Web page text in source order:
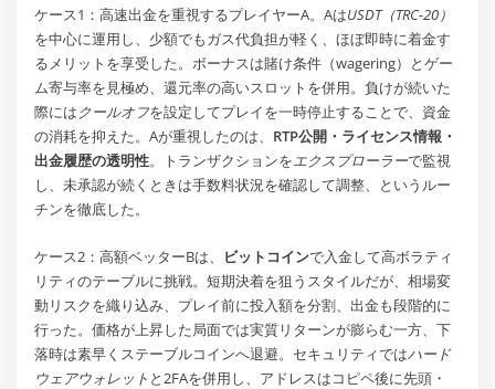
ケース1：高速出金を重視するプレイヤーA。AはUSDT（TRC-20）
を中心に運用し、少額でもガス代負担が軽く、ほぼ即時に着金す
るメリットを享受した。ボーナスは賭け条件（wagering）とゲー
ム寄与率を見極め、還元率の高いスロットを併用。負けが続いた
際にはクールオフを設定してプレイを一時停止することで、資金
の消耗を抑えた。Aが重視したのは、 RTP公開・ライセンス情報・
出金履歴の透明性。トランザクションをエクスプローラーで監視
し、未承認が続くときは手数料状況を確認して調整、というルー
チンを徹底した。
ケース2：高額ベッターBは、 ビットコインで入金して高ボラティ
リティのテーブルに挑戦。短期決着を狙うスタイルだが、相場変
動リスクを織り込み、プレイ前に投入額を分割、出金も段階的に
行った。価格が上昇した局面では実質リターンが膨らむ一方、下
落時は素早くステーブルコインへ退避。セキュリティではハード
ウェアウォレット と2FAを併用し、アドレスはコピペ後に先頭・